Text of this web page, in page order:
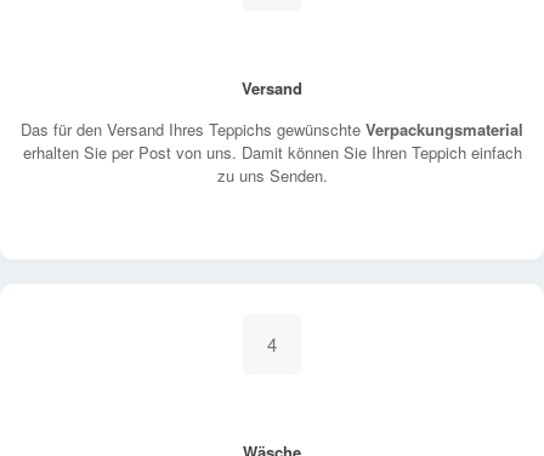
Versand
Das für den Versand Ihres Teppichs gewünschte Verpackungsmaterial
erhalten Sie per Post von uns. Damit können Sie Ihren Teppich einfach
zu uns Senden.
4
Wäsche